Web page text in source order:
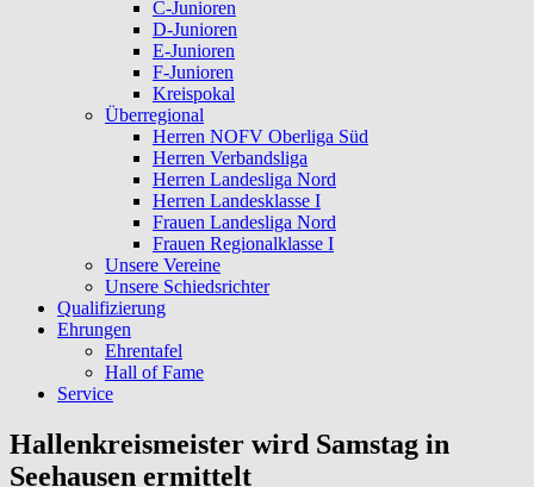
C-Junioren
D-Junioren
E-Junioren
F-Junioren
Kreispokal
Überregional
Herren NOFV Oberliga Süd
Herren Verbandsliga
Herren Landesliga Nord
Herren Landesklasse I
Frauen Landesliga Nord
Frauen Regionalklasse I
Unsere Vereine
Unsere Schiedsrichter
Qualifizierung
Ehrungen
Ehrentafel
Hall of Fame
Service
Hallenkreismeister wird Samstag in
Seehausen ermittelt